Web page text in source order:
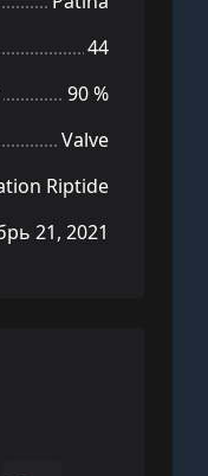
44
90 %
Valve
Riptide
21, 2021